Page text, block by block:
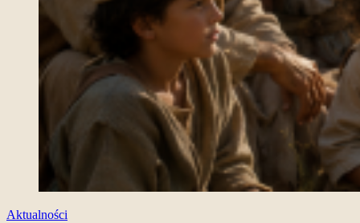
Aktualności